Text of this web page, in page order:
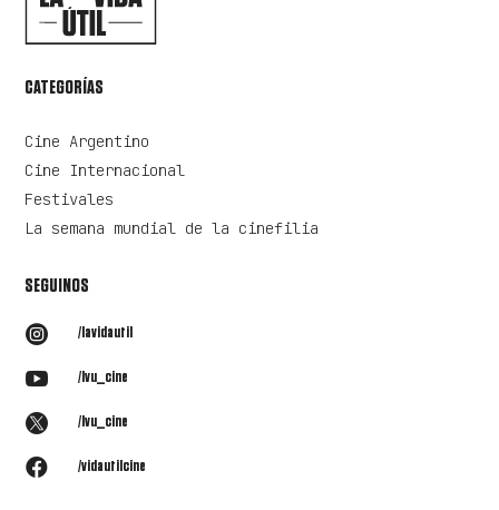
CATEGORÍAS
Cine Argentino
Cine Internacional
Festivales
La semana mundial de la cinefilia
SEGUINOS
 /lavidautil
 /lvu_cine
 /lvu_cine
 /vidautilcine